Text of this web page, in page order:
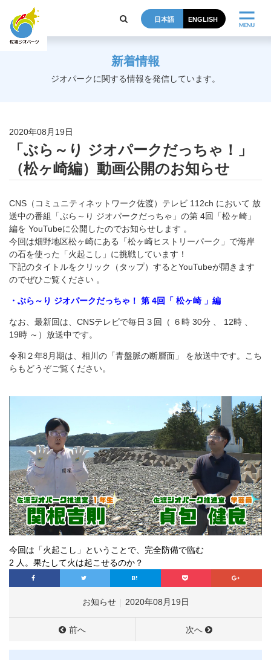
日本語 ENGLISH
新着情報
ジオパークに関する情報を発信しています。
2020年08月19日
「ぶら～り ジオパークだっちゃ！」
（松ヶ崎編）動画公開のお知らせ
CNS（コミュニティネットワーク佐渡）テレビ 112ch において 放
送中の番組「ぶら～り ジオパークだっちゃ」の第 4回「松ヶ崎」
編を YouTubeに公開したのでお知らせします 。
今回は畑野地区松ヶ崎にある「松ヶ崎ヒストリーパーク」で海岸
の石を使った「火起こし」に挑戦しています！
下記のタイトルをクリック（タップ）するとYouTubeが開きます
のでぜひご覧ください 。
・ぶら～り ジオパークだっちゃ！ 第 4回「 松ヶ崎 」編
なお、最新回は、CNSテレビで毎日３回（ ６時 30分 、 12時 、
19時 ～）放送中です。
令和２年8月期は、相川の「青盤脈の断層面」 を放送中です。こち
らもどうぞご覧ください。
今回は「火起こし」ということで、完全防備で臨む
2 人。果たして火は起こせるのか？
お知らせ 2020年08月19日
前へ 次へ